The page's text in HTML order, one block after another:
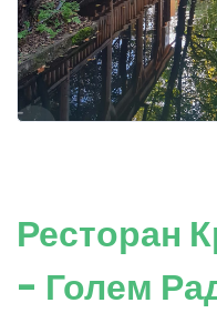
Ресторан
- Голем